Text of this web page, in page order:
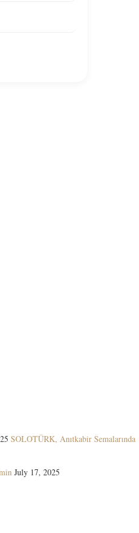
SOLOTÜRK, Anıtkabir Semalarında
July 17, 2025